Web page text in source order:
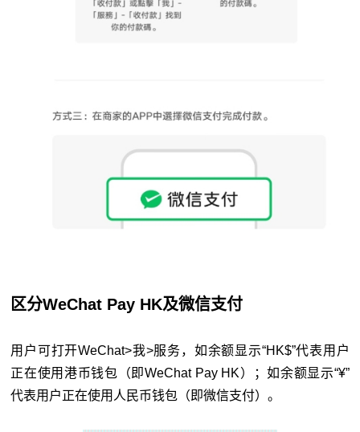
区分WeChat Pay HK及微信支付
用户可打开WeChat>我>服务，如余额显示“HK$”代表用户
正在使用港币钱包（即WeChat Pay HK）；如余额显示“¥”
代表用户正在使用人民币钱包（即微信支付）。